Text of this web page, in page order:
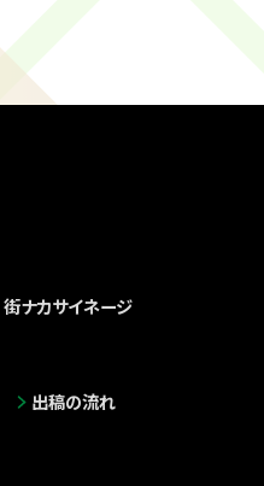
街ナカサイネージ
出稿の流れ